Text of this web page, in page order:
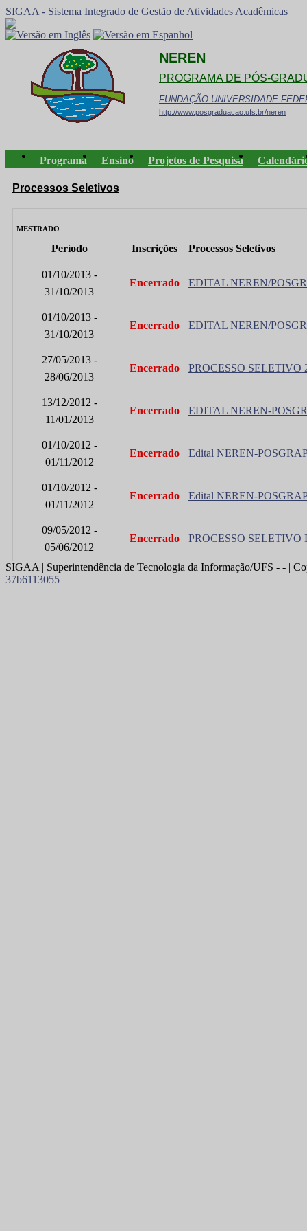
SIGAA - Sistema Integrado de Gestão de Atividades Acadêmicas
NEREN
PROGRAMA DE PÓS-
FUNDAÇÃO UNIVERSIDADE
http://www.posgraduacao.ufs.br/neren
Programa Ensino Projetos de Pesquisa
Processos Seletivos
MESTRADO
Período Inscrições Processos Seletivos
01/10/2013 -
31/10/2013
Encerrado EDITAL NEREN/
01/10/2013 -
31/10/2013
Encerrado EDITAL NEREN/
27/05/2013 -
28/06/2013
Encerrado PROCESSO SELETIVO
13/12/2012 -
11/01/2013
Encerrado EDITAL NEREN-
01/10/2012 -
01/11/2012
Encerrado Edital NEREN-
01/10/2012 -
01/11/2012
Encerrado Edital NEREN-
09/05/2012 -
05/06/2012
Encerrado PROCESSO SELETIVO
SIGAA | Superintendência de Tecnologia da Informação/UFS - - |
37b6113055